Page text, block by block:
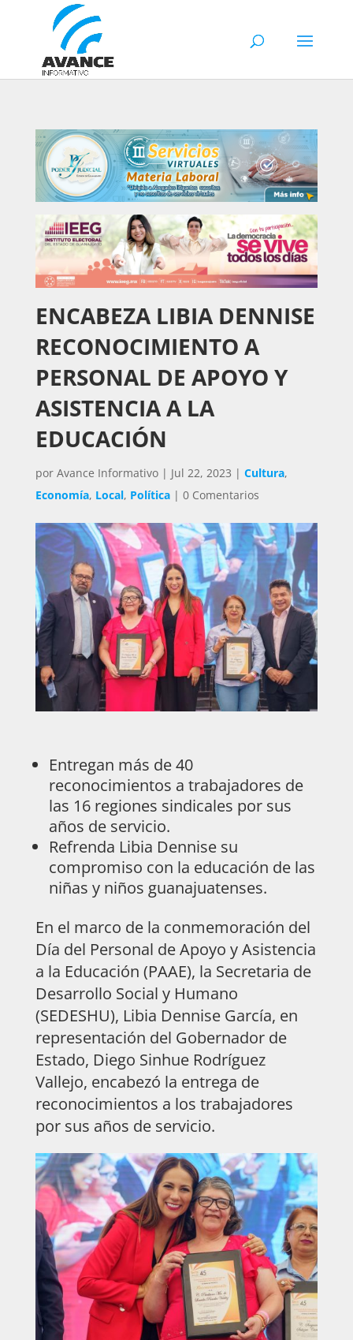
ENCABEZA LIBIA DENNISE
RECONOCIMIENTO A
PERSONAL DE APOYO Y
ASISTENCIA A LA
EDUCACIÓN
por Avance Informativo| Jul 22, 2023 | Cultura,
Economía, Local, Política| 0 Comentarios
Entregan más de 40
reconocimientos a trabajadores de
las 16 regiones sindicales por sus
años de servicio.
Refrenda Libia Dennise su
compromiso con la educación de las
niñas y niños guanajuatenses.
En el marco de la conmemoración del
Día del Personal de Apoyo y Asistencia
a la Educación (PAAE), la Secretaria de
Desarrollo Social y Humano
(SEDESHU), Libia Dennise García, en
representación del Gobernador de
Estado, Diego Sinhue Rodríguez
Vallejo, encabezó la entrega de
reconocimientos a los trabajadores
por sus años de servicio.